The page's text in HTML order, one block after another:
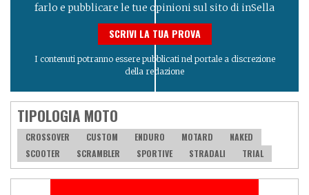
farlo e pubblicare le tue opinioni sul sito di inSella
SCRIVI LA TUA PROVA
I contenuti potranno essere pubblicati nel portale a discrezione
della redazione
TIPOLOGIA MOTO
CROSSOVER CUSTOM ENDURO MOTARD
NAKED
SCOOTER
SCRAMBLER SPORTIVE STRADALI TRIAL